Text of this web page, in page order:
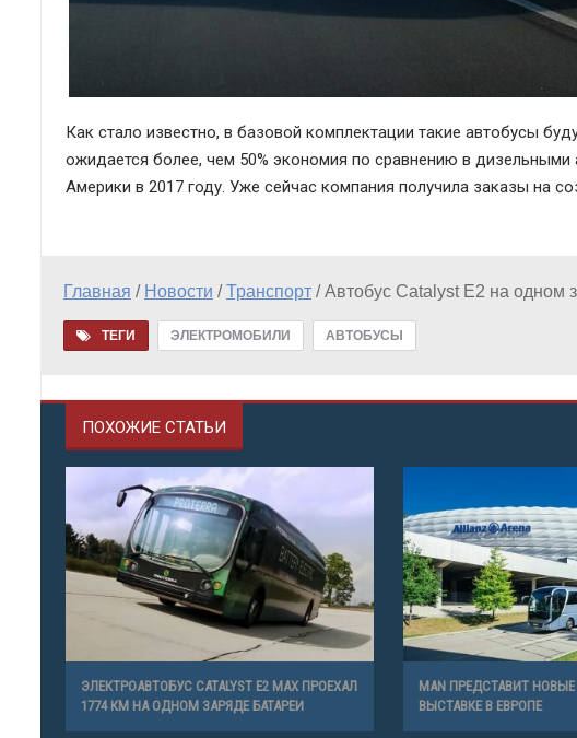
Как стало известно, в базовой комплектации такие автобусы
ожидается более, чем 50% экономия по сравнению в
Америки в 2017 году. Уже сейчас компания получила заказы на
Главная / Новости / Транспорт / Автобус Catalyst Е2 на одном
ТЕГИ ЭЛЕКТРОМОБИЛИ АВТОБУСЫ
ПОХОЖИЕ СТАТЬИ
ЭЛЕКТРОАВТОБУС CATALYST E2 MAX ПРОЕХАЛ
1774 КМ НА ОДНОМ ЗАРЯДЕ БАТАРЕИ
MAN ПРЕДСТАВИТ
ВЫСТАВКЕ В ЕВРОПЕ